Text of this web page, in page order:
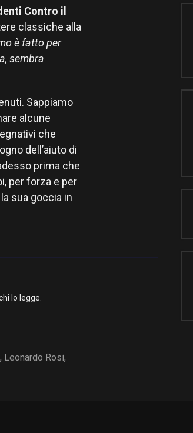
Contro il
classiche alla
è fatto per
sembra
Sappiamo
alcune
che
dell’aiuto di
prima che
per forza e per
sua goccia in
lo legge.
, Leonardo Rosi,